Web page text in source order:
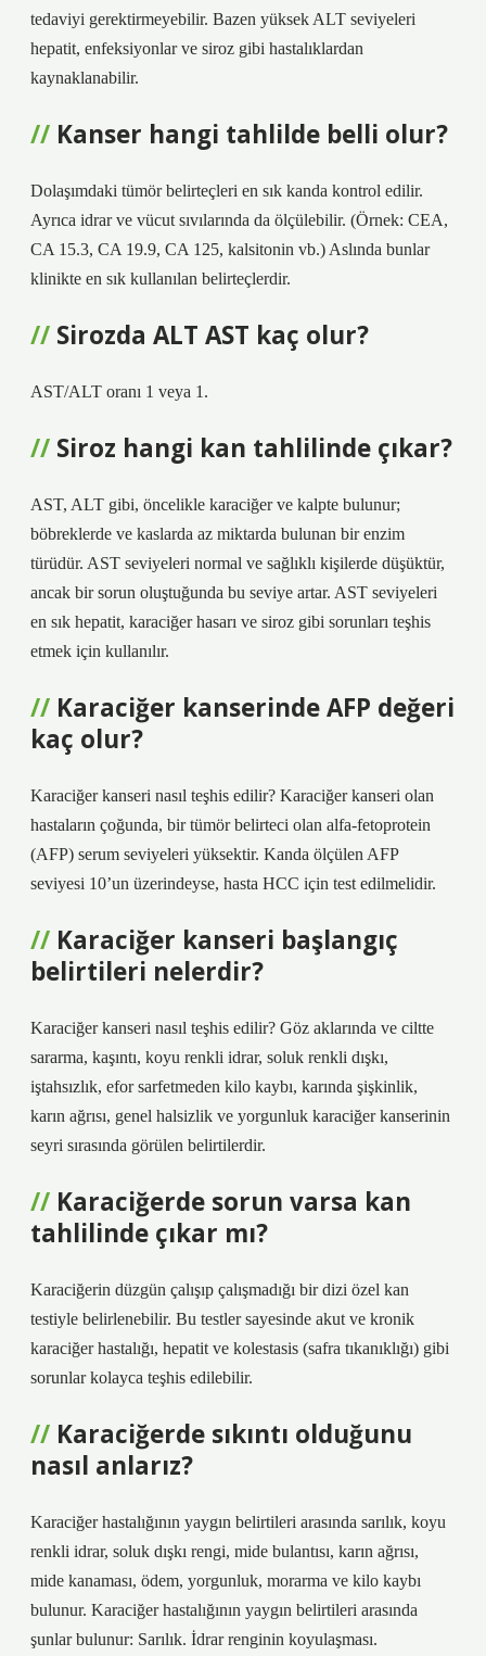
tedaviyi gerektirmeyebilir. Bazen yüksek ALT seviyeleri
hepatit, enfeksiyonlar ve siroz gibi hastalıklardan
kaynaklanabilir.
Kanser hangi tahlilde belli olur?
Dolaşımdaki tümör belirteçleri en sık kanda kontrol edilir.
Ayrıca idrar ve vücut sıvılarında da ölçülebilir. (Örnek: CEA,
CA 15.3, CA 19.9, CA 125, kalsitonin vb.) Aslında bunlar
klinikte en sık kullanılan belirteçlerdir.
Sirozda ALT AST kaç olur?
AST/ALT oranı 1 veya 1.
Siroz hangi kan tahlilinde çıkar?
AST, ALT gibi, öncelikle karaciğer ve kalpte bulunur;
böbreklerde ve kaslarda az miktarda bulunan bir enzim
türüdür. AST seviyeleri normal ve sağlıklı kişilerde düşüktür,
ancak bir sorun oluştuğunda bu seviye artar. AST seviyeleri
en sık hepatit, karaciğer hasarı ve siroz gibi sorunları teşhis
etmek için kullanılır.
Karaciğer kanserinde AFP değeri
kaç olur?
Karaciğer kanseri nasıl teşhis edilir? Karaciğer kanseri olan
hastaların çoğunda, bir tümör belirteci olan alfa-fetoprotein
(AFP) serum seviyeleri yüksektir. Kanda ölçülen AFP
seviyesi 10’un üzerindeyse, hasta HCC için test edilmelidir.
Karaciğer kanseri başlangıç
belirtileri nelerdir?
Karaciğer kanseri nasıl teşhis edilir? Göz aklarında ve ciltte
sararma, kaşıntı, koyu renkli idrar, soluk renkli dışkı,
iştahsızlık, efor sarfetmeden kilo kaybı, karında şişkinlik,
karın ağrısı, genel halsizlik ve yorgunluk karaciğer kanserinin
seyri sırasında görülen belirtilerdir.
Karaciğerde sorun varsa kan
tahlilinde çıkar mı?
Karaciğerin düzgün çalışıp çalışmadığı bir dizi özel kan
testiyle belirlenebilir. Bu testler sayesinde akut ve kronik
karaciğer hastalığı, hepatit ve kolestasis (safra tıkanıklığı) gibi
sorunlar kolayca teşhis edilebilir.
Karaciğerde sıkıntı olduğunu
nasıl anlarız?
Karaciğer hastalığının yaygın belirtileri arasında sarılık, koyu
renkli idrar, soluk dışkı rengi, mide bulantısı, karın ağrısı,
mide kanaması, ödem, yorgunluk, morarma ve kilo kaybı
bulunur. Karaciğer hastalığının yaygın belirtileri arasında
şunlar bulunur: Sarılık. İdrar renginin koyulaşması.